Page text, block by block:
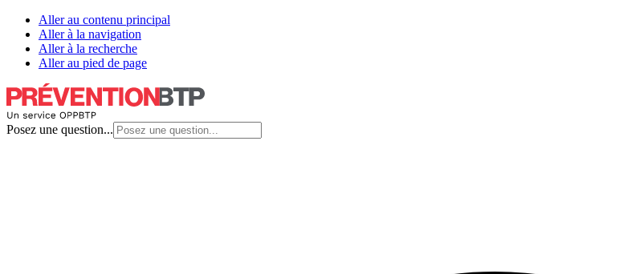
Aller au contenu principal
Aller à la navigation
Aller à la recherche
Aller au pied de page
Posez une question...